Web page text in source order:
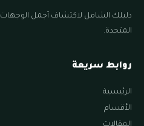
دليلك الشامل لاكتشاف أجمل الوجهات
المتحدة.
روابط سريعة
الرئيسية
الأقسام